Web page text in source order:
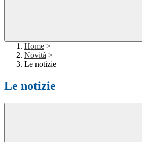
Home >
Novità >
Le notizie
Le notizie